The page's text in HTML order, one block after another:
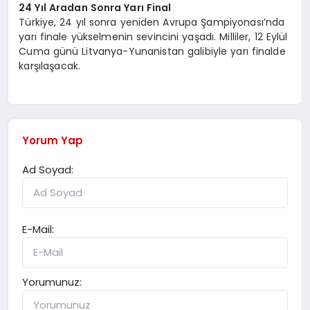
24 Yıl Aradan Sonra Yarı Final
Türkiye, 24 yıl sonra yeniden Avrupa Şampiyonası’nda
yarı finale yükselmenin sevincini yaşadı. Milliler, 12 Eylül
Cuma günü Litvanya-Yunanistan galibiyle yarı finalde
karşılaşacak.
Yorum Yap
Ad Soyad:
E-Mail:
Yorumunuz: